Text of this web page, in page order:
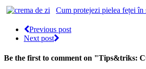
Cum protejezi pielea feței în
Previous post
Next post
Be the first to comment on "Tips&triks: